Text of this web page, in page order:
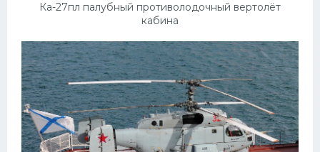
Ка-27пл палубный противолодочный вертолёт
кабина